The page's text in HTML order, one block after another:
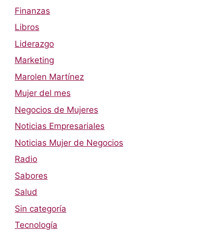
Finanzas
Libros
Liderazgo
Marketing
Marolen Martínez
Mujer del mes
Negocios de Mujeres
Noticias Empresariales
Noticias Mujer de Negocios
Radio
Sabores
Salud
Sin categoría
Tecnología